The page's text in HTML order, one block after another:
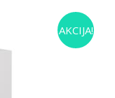
AKCIJA!